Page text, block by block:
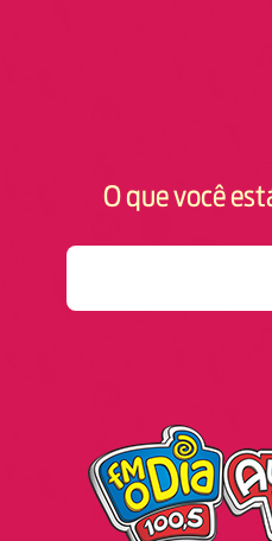
O que você